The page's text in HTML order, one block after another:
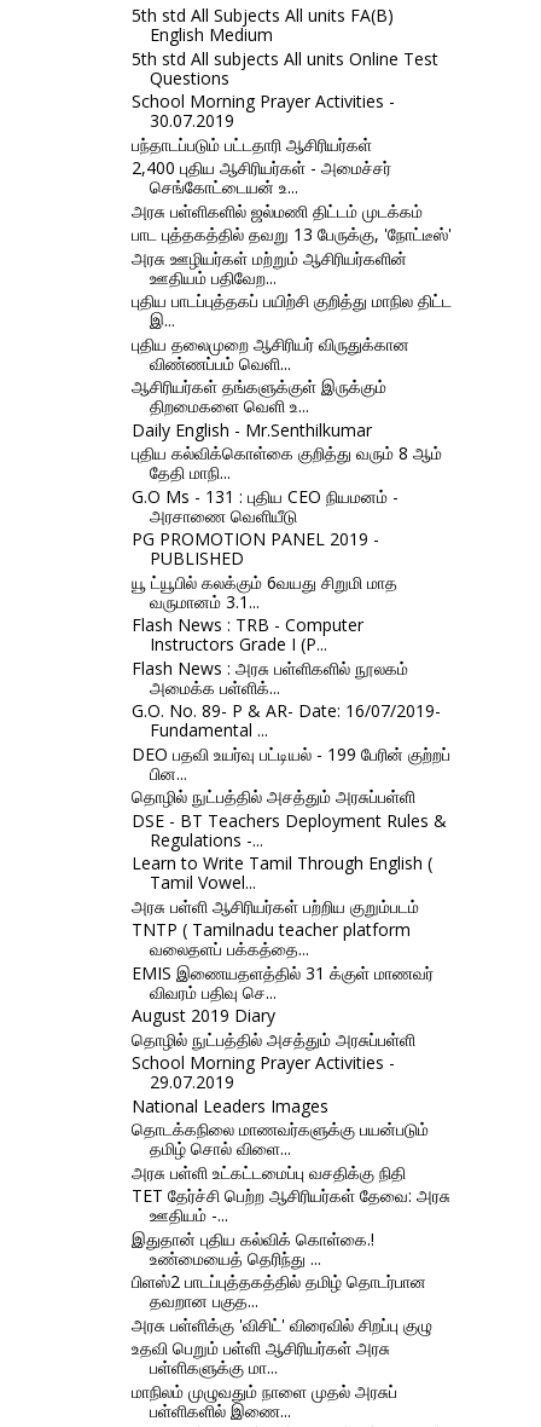
5th std All Subjects All units FA(B)
English Medium
5th std All subjects All units Online Test
Questions
School Morning Prayer Activities -
30.07.2019
பந்தாடப்படும் பட்டதாரி ஆசிரியர்கள்
2,400 புதிய ஆசிரியர்கள் - அமைச்சர்
செங்கோட்டையன் உ...
அரசு பள்ளிகளில் ஜல்மணி திட்டம் முடக்கம்
பாட புத்தகத்தில் தவறு 13 பேருக்கு, 'நோட்டீஸ்'
அரசு ஊழியர்கள் மற்றும் ஆசிரியர்களின்
ஊதியம் பதிவேற...
புதிய பாடப்புத்தகப் பயிற்சி குறித்து மாநில திட்ட
இ...
புதிய தலைமுறை ஆசிரியர் விருதுக்கான
விண்ணப்பம் வெளி...
ஆசிரியர்கள் தங்களுக்குள் இருக்கும்
திறமைகளை வெளி உ...
Daily English - Mr.Senthilkumar
புதிய கல்விக்கொள்கை குறித்து வரும் 8 ஆம்
தேதி மாநி...
G.O Ms - 131 : புதிய CEO நியமனம் -
அரசாணை வெளியீடு
PG PROMOTION PANEL 2019 -
PUBLISHED
யூ ட்யூபில் கலக்கும் 6வயது சிறுமி மாத
வருமானம் 3.1...
Flash News : TRB - Computer
Instructors Grade I (P...
Flash News : அரசு பள்ளிகளில் நூலகம்
அமைக்க பள்ளிக்...
G.O. No. 89- P & AR- Date: 16/07/2019-
Fundamental ...
DEO பதவி உயர்வு பட்டியல் - 199 பேரின் குற்றப்
பின...
தொழில் நுட்பத்தில் அசத்தும் அரசுப்பள்ளி
DSE - BT Teachers Deployment Rules &
Regulations -...
Learn to Write Tamil Through English (
Tamil Vowel...
அரசு பள்ளி ஆசிரியர்கள் பற்றிய குறும்படம்
TNTP ( Tamilnadu teacher platform
வலைதளப் பக்கத்தை...
EMIS இணையதளத்தில் 31 க்குள் மாணவர்
விவரம் பதிவு செ...
August 2019 Diary
தொழில் நுட்பத்தில் அசத்தும் அரசுப்பள்ளி
School Morning Prayer Activities -
29.07.2019
National Leaders Images
தொடக்கநிலை மாணவர்களுக்கு பயன்படும்
தமிழ் சொல் விளை...
அரசு பள்ளி உட்கட்டமைப்பு வசதிக்கு நிதி
TET தேர்ச்சி பெற்ற ஆசிரியர்கள் தேவை: அரசு
ஊதியம் -...
இதுதான் புதிய கல்விக் கொள்கை.!
உண்மையைத் தெரிந்து ...
பிளஸ்2 பாடப்புத்தகத்தில் தமிழ் தொடர்பான
தவறான பகுத...
அரசு பள்ளிக்கு 'விசிட்' விரைவில் சிறப்பு குழு
உதவி பெறும் பள்ளி ஆசிரியர்கள் அரசு
பள்ளிகளுக்கு மா...
மாநிலம் முழுவதும் நாளை முதல் அரசுப்
பள்ளிகளில் இணை...